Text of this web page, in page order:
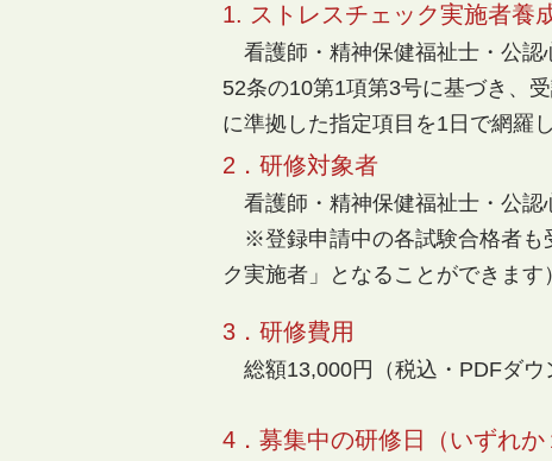
1. ストレスチェック実施者​養
看護師・精神保健福祉士・公認
52条の10第1項第3号に基づき、
に準拠した指定項目を1日で網羅
2．研修対象者
看護師・精神保健福祉士・公認
※登録申請中の各試験合格者
ク実施者」となることができます
3．研修費用
総額13,000円（税込・PDFダウ
4．募集中の研修日（いずれか